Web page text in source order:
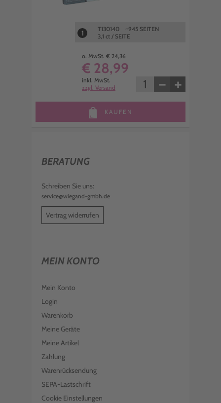
1
T130140 ~945 SEITEN
3,1 ct / SEITE
o. MwSt. € 24,36
€ 28,99
inkl. MwSt.
zzgl. Versand
− +
KAUFEN
BERATUNG
Schreiben Sie uns:
service@wiegand-gmbh.de
Vertrag widerrufen
MEIN KONTO
Mein Konto
Login
Warenkorb
Meine Geräte
Meine Artikel
Zahlung
Warenrücksendung
SEPA-Lastschrift
Cookie Einstellungen